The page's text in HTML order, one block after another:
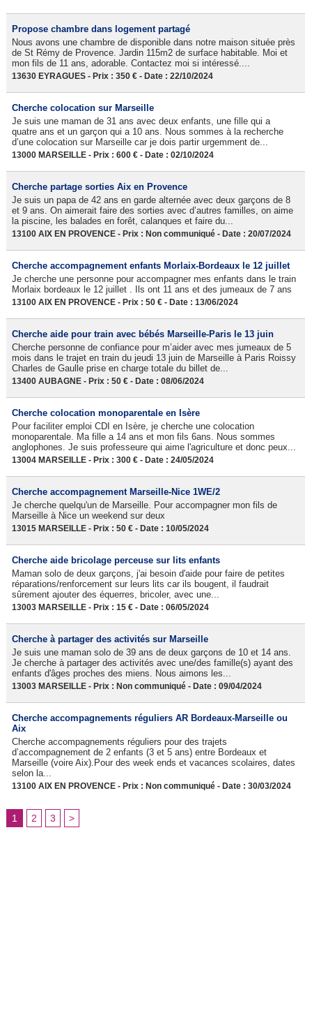
Propose chambre dans logement partagé
Nous avons une chambre de disponible dans notre maison située près
de St Rémy de Provence. Jardin 115m2 de surface habitable. Moi et
mon fils de 11 ans, adorable. Contactez moi si intéressé....
13630 EYRAGUES - Prix : 350 € - Date : 22/10/2024
Cherche colocation sur Marseille
Je suis une maman de 31 ans avec deux enfants, une fille qui a
quatre ans et un garçon qui a 10 ans. Nous sommes à la recherche
d’une colocation sur Marseille car je dois partir urgemment de...
13000 MARSEILLE - Prix : 600 € - Date : 02/10/2024
Cherche partage sorties Aix en Provence
Je suis un papa de 42 ans en garde alternée avec deux garçons de 8
et 9 ans. On aimerait faire des sorties avec d’autres familles, on aime
la piscine, les balades en forêt, calanques et faire du...
13100 AIX EN PROVENCE - Prix : Non communiqué - Date : 20/07/2024
Cherche accompagnement enfants Morlaix-Bordeaux le 12 juillet
Je cherche une personne pour accompagner mes enfants dans le train
Morlaix bordeaux le 12 juillet . Ils ont 11 ans et des jumeaux de 7 ans
13100 AIX EN PROVENCE - Prix : 50 € - Date : 13/06/2024
Cherche aide pour train avec bébés Marseille-Paris le 13 juin
Cherche personne de confiance pour m’aider avec mes jumeaux de 5
mois dans le trajet en train du jeudi 13 juin de Marseille à Paris Roissy
Charles de Gaulle prise en charge totale du billet de...
13400 AUBAGNE - Prix : 50 € - Date : 08/06/2024
Cherche colocation monoparentale en Isère
Pour faciliter emploi CDI en Isère, je cherche une colocation
monoparentale. Ma fille a 14 ans et mon fils 6ans. Nous sommes
anglophones. Je suis professeure qui aime l'agriculture et donc peux...
13004 MARSEILLE - Prix : 300 € - Date : 24/05/2024
Cherche accompagnement Marseille-Nice 1WE/2
Je cherche quelqu'un de Marseille. Pour accompagner mon fils de
Marseille à Nice un weekend sur deux
13015 MARSEILLE - Prix : 50 € - Date : 10/05/2024
Cherche aide bricolage perceuse sur lits enfants
Maman solo de deux garçons, j'ai besoin d'aide pour faire de petites
réparations/renforcement sur leurs lits car ils bougent, il faudrait
sûrement ajouter des équerres, bricoler, avec une...
13003 MARSEILLE - Prix : 15 € - Date : 06/05/2024
Cherche à partager des activités sur Marseille
Je suis une maman solo de 39 ans de deux garçons de 10 et 14 ans.
Je cherche à partager des activités avec une/des famille(s) ayant des
enfants d'âges proches des miens. Nous aimons les...
13003 MARSEILLE - Prix : Non communiqué - Date : 09/04/2024
Cherche accompagnements réguliers AR Bordeaux-Marseille ou
Aix
Cherche accompagnements réguliers pour des trajets
d’accompagnement de 2 enfants (3 et 5 ans) entre Bordeaux et
Marseille (voire Aix).Pour des week ends et vacances scolaires, dates
selon la...
13100 AIX EN PROVENCE - Prix : Non communiqué - Date : 30/03/2024
1 2 3 >